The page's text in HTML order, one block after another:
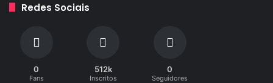
Redes Sociais
0
Fans
512k
Inscritos
0
Seguidores